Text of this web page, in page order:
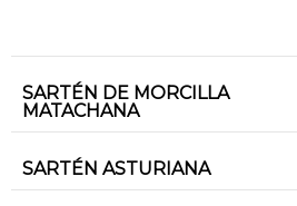
SARTÉN DE MORCILLA
MATACHANA
SARTÉN ASTURIANA